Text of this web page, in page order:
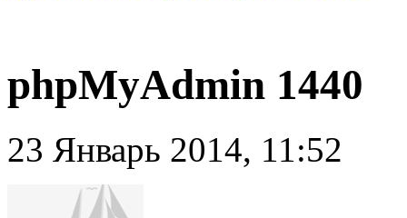
phpMyAdmin 1440
23 Январь 2014, 11:52